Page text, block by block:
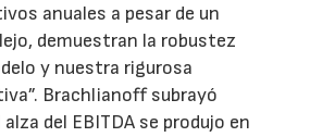
anuales a pesar de un
demuestran la robustez
y nuestra rigurosa
Brachlianoff subrayó
del EBITDA se produjo en